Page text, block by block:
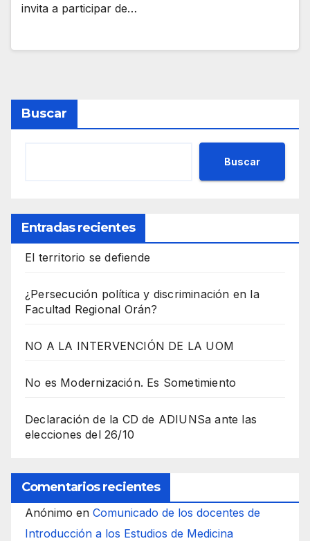
invita a participar de…
Buscar
Buscar
Entradas recientes
El territorio se defiende
¿Persecución política y discriminación en la
Facultad Regional Orán?
NO A LA INTERVENCIÓN DE LA UOM
No es Modernización. Es Sometimiento
Declaración de la CD de ADIUNSa ante las
elecciones del 26/10
Comentarios recientes
Anónimo en Comunicado de los docentes de
Introducción a los Estudios de Medicina